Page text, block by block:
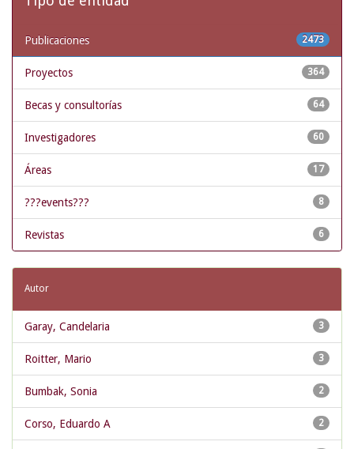
2473
Publicaciones
364
Proyectos
64
Becas y consultorías
60
Investigadores
17
Áreas
8
???events???
6
Revistas
Autor
3
Garay, Candelaria
3
Roitter, Mario
2
Bumbak, Sonia
2
Corso, Eduardo A